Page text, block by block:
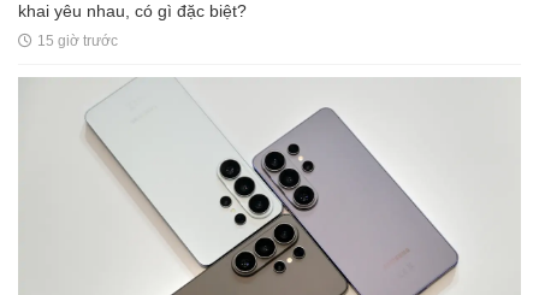
khai yêu nhau, có gì đặc biệt?
15 giờ trước